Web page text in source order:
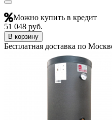
Можно купить в кредит
51 048 руб.
В корзину
Бесплатная доставка по